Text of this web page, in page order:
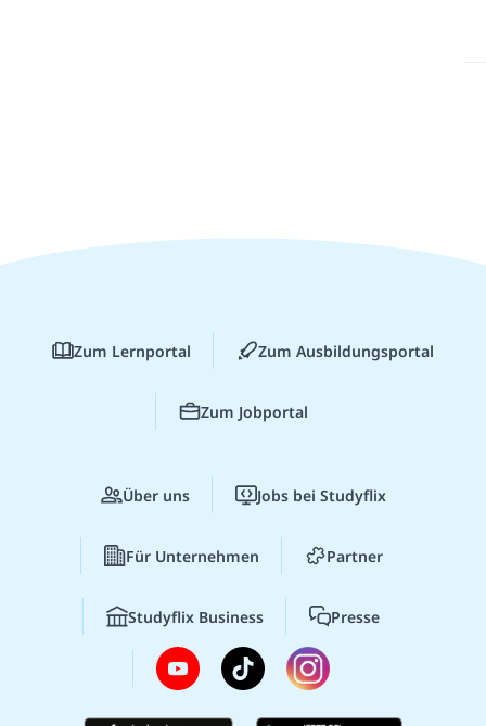
Zum Lernportal Zum Ausbildungsportal
Zum Jobportal
Über uns Jobs bei Studyflix
Für Unternehmen Partner
Studyflix Business Presse